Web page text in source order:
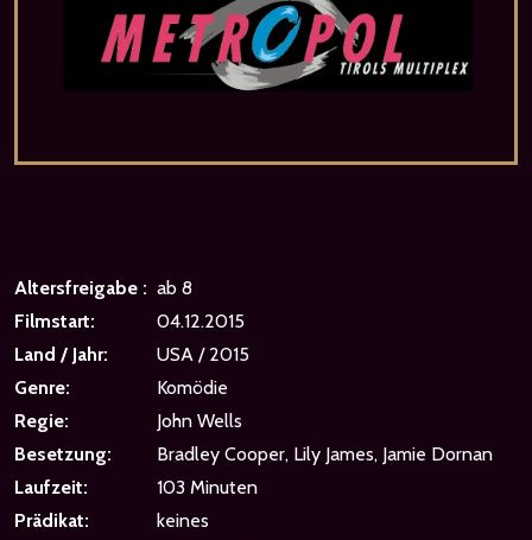
Altersfreigabe : ab 8
Filmstart:
04.12.2015
Land / Jahr:
USA / 2015
Genre:
Komödie
Regie:
John Wells
Besetzung:
Bradley Cooper, Lily James, Jamie Dornan
Laufzeit:
103 Minuten
Prädikat:
keines